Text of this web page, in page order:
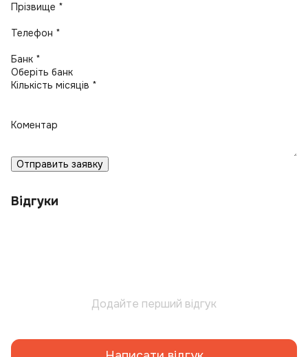
Прізвище *
Телефон *
Банк *
Кількість місяців *
Коментар
Отправить заявку
Відгуки
Додайте перший відгук